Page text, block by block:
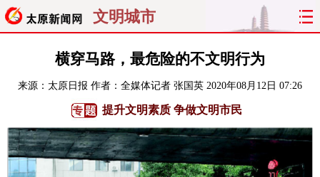
文明城市
聚焦 太原
经济 关注 文明 出行
纵横 曝光 综合 专题
旅游 理财 政务 教育
横穿马路，最危险的不文明行为
来源： 太原日报 作者：全媒体记者 张国英 2020年08月12日 07:26
提升文明素质 争做文明市民